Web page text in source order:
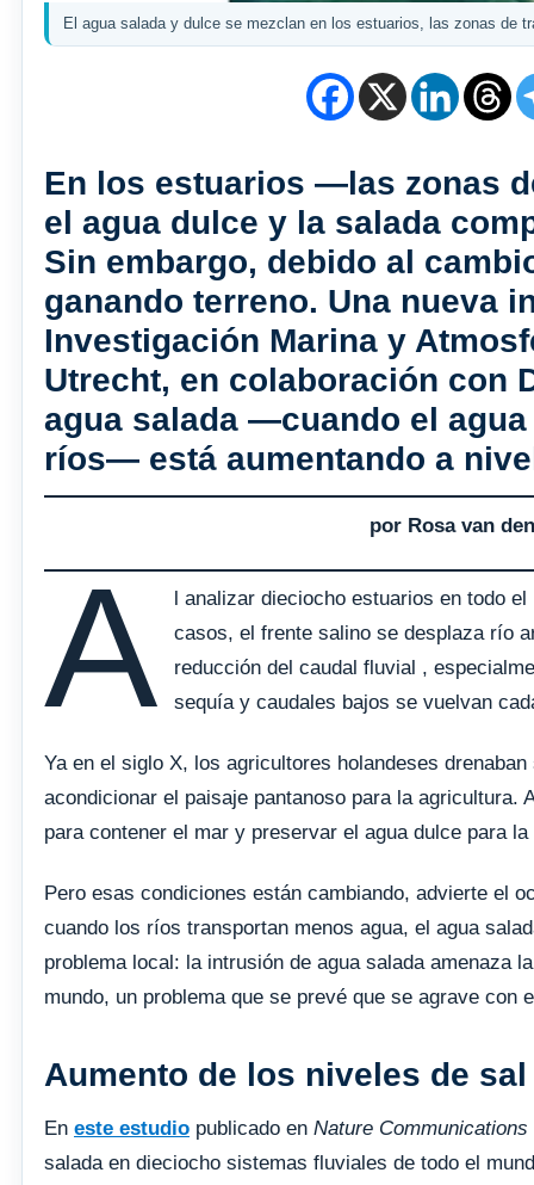
El agua salada y dulce se mezclan en los estuarios, las zonas de
En los estuarios —las zonas
el agua dulce y la salada
Sin embargo, debido al
ganando terreno. Una nueva
Investigación Marina y
Utrecht, en colaboración con
agua salada —cuando el
ríos— está aumentando a
por Rosa van
A
l analizar dieciocho estuarios en todo
casos, el frente salino se desplaza río
reducción del caudal fluvial ,
sequía y caudales bajos se vuelvan
Ya en el siglo X, los agricultores holandeses
acondicionar el paisaje pantanoso para la agricultura.
para contener el mar y preservar el agua dulce para
Pero esas condiciones están cambiando, advierte el
cuando los ríos transportan menos agua, el agua
problema local: la intrusión de agua salada amenaza
mundo, un problema que se prevé que se agrave con
Aumento de los niveles de sal
En este estudio publicado en Nature Communications
salada en dieciocho sistemas fluviales de todo el